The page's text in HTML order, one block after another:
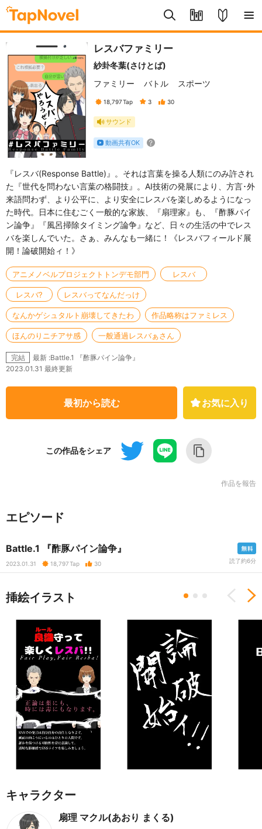
レスバファミリー
紗卦冬葉(さけとば)
ファミリー
バトル スポーツ
18,797Tap 3 30
サウンド
動画共有OK
『レスバ(Response Battle)』。それは言葉を操る人類にのみ許され
た『世代を問わない言葉の格闘技』。AI技術の発展により、方言･外
来語問わず、より公平に、より安全にレスバを楽しめるようになっ
た時代。日本に住むごく一般的な家族、『扇理家』も、『酢豚パイ
ン論争』『風呂掃除タイミング論争』など、日々の生活の中でレス
バを楽しんでいた。さぁ、みんなも一緒に！《レスバフィールド展
開！論破開始ィ！》
アニメノベルプロジェクトトンデモ部門 レスバ
レスバ? レスバってなんだっけ
なんかゲシュタルト崩壊してきたわ 作品略称はファミレス
ほんのりニチアサ感 一般通過レスバぁさん
完結
最新 :Battle.1 『酢豚パイン論争』
2023.01.31 最終更新
最初から読む お気に入り
この作品をシェア
作品を報告
エピソード
Battle.1 『酢豚パイン論争』
2023.01.31 18,797Tap 30 読了約6分
挿絵イラスト Previous
キャラクター
扇理 マクル(あおり まくる)